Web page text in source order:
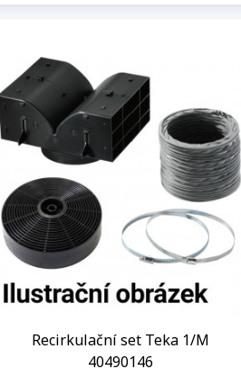
Recirkulační set Teka 1/M
40490146